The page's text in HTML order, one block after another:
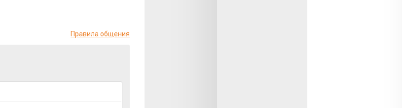
Правила общения